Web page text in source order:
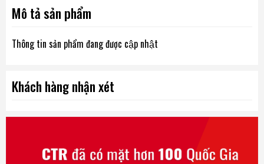
Mô tả sản phẩm
Thông tin sản phẩm đang được cập nhật
Khách hàng nhận xét